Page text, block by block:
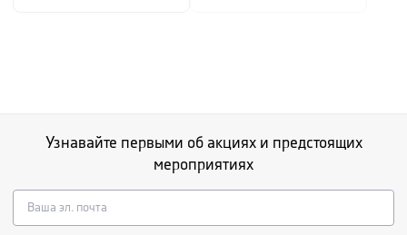
Узнавайте первыми об акциях и предстоящих
мероприятиях